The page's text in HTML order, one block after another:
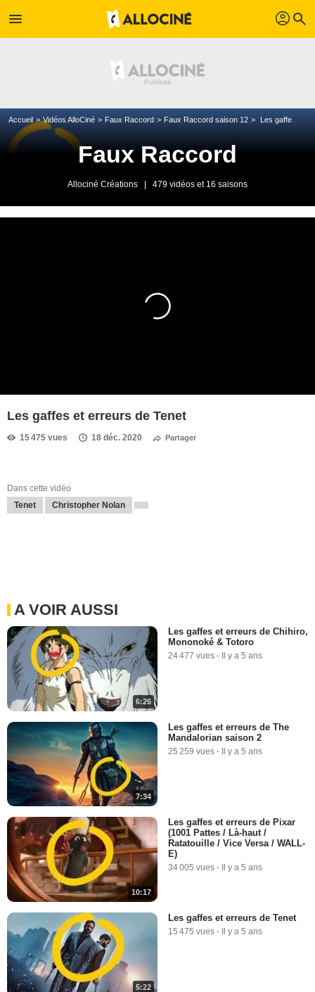
menu profil search
Accueil Vidéos AlloCiné Faux Raccord Faux Raccord saison 12 Les gaffes et erreurs de Tenet
Faux Raccord
Allociné Créations 479 vidéos et 16 saisons
Les gaffes et erreurs de Tenet
15 475 vues 18 déc. 2020 Partager
Dans cette vidéo
Tenet
Christopher Nolan
A VOIR AUSSI
6:26
Les gaffes et erreurs de Chihiro,
Mononoké & Totoro
24 477 vues - Il y a 5 ans
7:34
Les gaffes et erreurs de The
Mandalorian saison 2
25 259 vues - Il y a 5 ans
10:17
Les gaffes et erreurs de Pixar
(1001 Pattes / Là-haut /
Ratatouille / Vice Versa / WALL-
E)
34 005 vues - Il y a 5 ans
5:22
Les gaffes et erreurs de Tenet
15 475 vues - Il y a 5 ans